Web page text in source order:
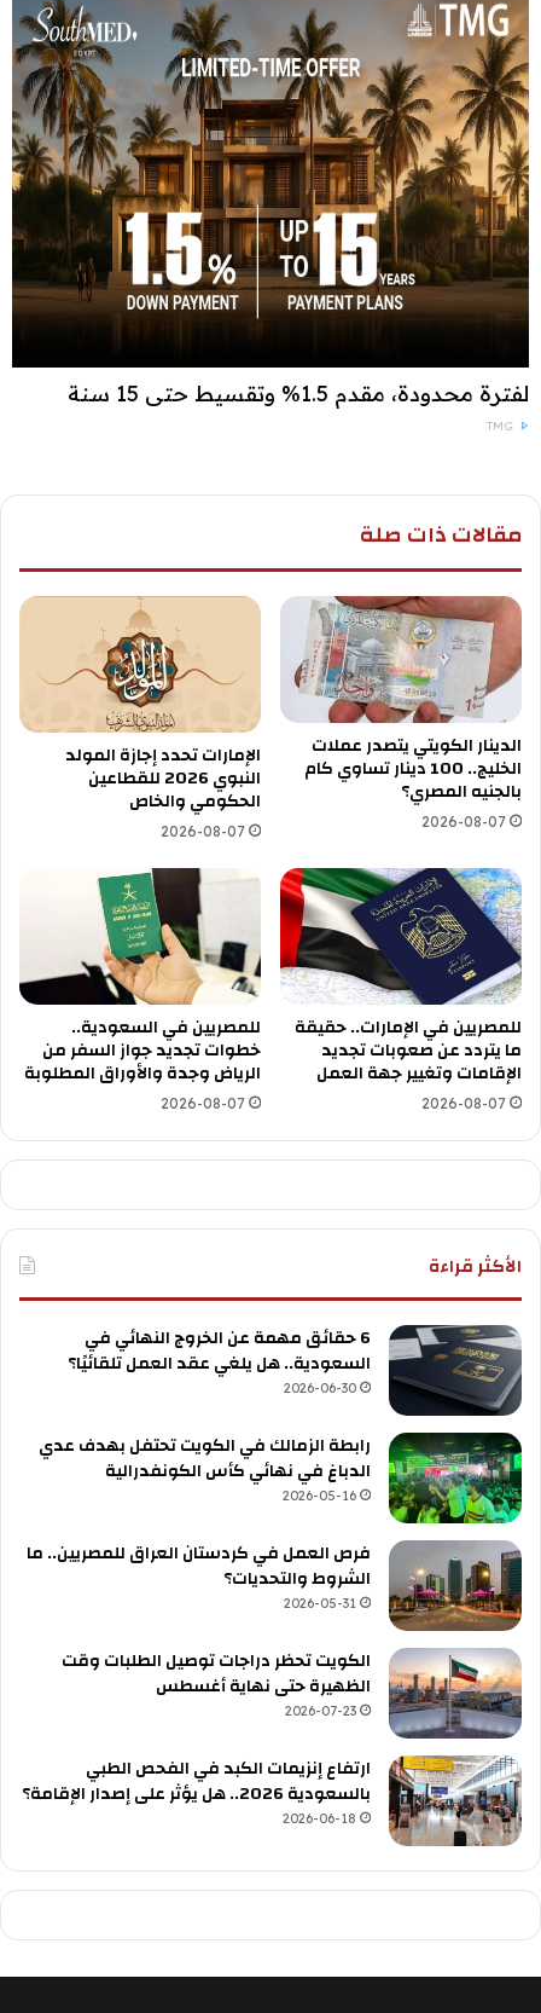
لفترة محدودة، مقدم 1.5% وتقسيط حتى 15 سنة
TMG
مقالات ذات صلة
الدينار الكويتي يتصدر عملات
الخليج.. 100 دينار تساوي كام
بالجنيه المصري؟
2026-08-07
الإمارات تحدد إجازة المولد
النبوي 2026 للقطاعين
الحكومي والخاص
2026-08-07
للمصريين في الإمارات.. حقيقة
ما يتردد عن صعوبات تجديد
الإقامات وتغيير جهة العمل
2026-08-07
للمصريين في السعودية..
خطوات تجديد جواز السفر من
الرياض وجدة والأوراق المطلوبة
2026-08-07
الأكثر قراءة
6 حقائق مهمة عن الخروج النهائي في
السعودية.. هل يلغي عقد العمل تلقائيًا؟
2026-06-30
رابطة الزمالك في الكويت تحتفل بهدف عدي
الدباغ في نهائي كأس الكونفدرالية
2026-05-16
فرص العمل في كردستان العراق للمصريين.. ما
الشروط والتحديات؟
2026-05-31
الكويت تحظر دراجات توصيل الطلبات وقت
الظهيرة حتى نهاية أغسطس
2026-07-23
ارتفاع إنزيمات الكبد في الفحص الطبي
بالسعودية 2026.. هل يؤثر على إصدار الإقامة؟
2026-06-18